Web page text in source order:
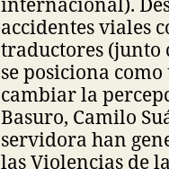
accidentes viales
traductores (junto
se posiciona
cambiar la
Basuro, Camilo
servidora han
las Violencias de